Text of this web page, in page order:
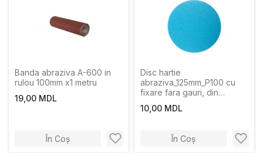
Banda abraziva A-600 in
rulou 100mm х1 metru
19,00 MDL
În Coș
Disc hartie
abraziva_125mm_P100 cu
fixare fara gauri, din
10,00 MDL
În Coș